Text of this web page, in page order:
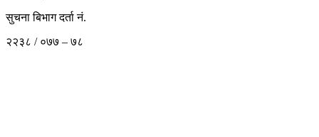
सुचना बिभाग दर्ता नं.
२२३८ / ०७७ – ७८